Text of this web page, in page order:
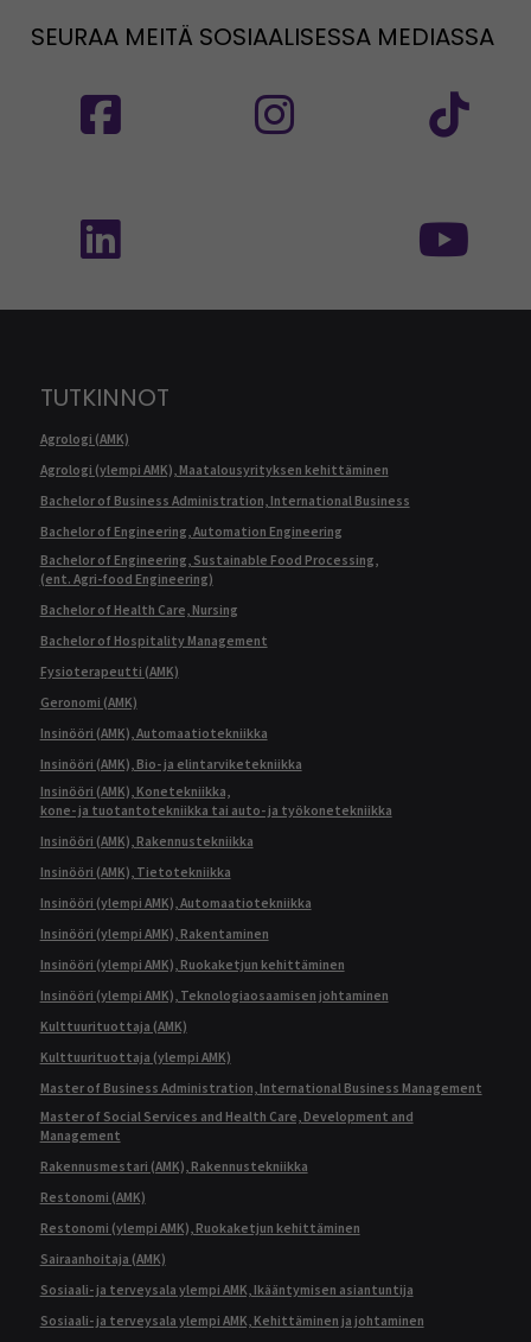
SEURAA MEITÄ SOSIAALISESSA MEDIASSA
TUTKINNOT
Agrologi (AMK)
Agrologi (ylempi AMK), Maatalousyrityksen kehittäminen
Bachelor of Business Administration, International Business
Bachelor of Engineering, Automation Engineering
Bachelor of Engineering, Sustainable Food Processing,
(ent. Agri-food Engineering)
Bachelor of Health Care, Nursing
Bachelor of Hospitality Management
Fysioterapeutti (AMK)
Geronomi (AMK)
Insinööri (AMK), Automaatiotekniikka
Insinööri (AMK), Bio- ja elintarviketekniikka
Insinööri (AMK), Konetekniikka,
kone- ja tuotantotekniikka tai auto- ja työkonetekniikka
Insinööri (AMK), Rakennustekniikka
Insinööri (AMK), Tietotekniikka
Insinööri (ylempi AMK), Automaatiotekniikka
Insinööri (ylempi AMK), Rakentaminen
Insinööri (ylempi AMK), Ruokaketjun kehittäminen
Insinööri (ylempi AMK), Teknologiaosaamisen johtaminen
Kulttuurituottaja (AMK)
Kulttuurituottaja (ylempi AMK)
Master of Business Administration, International Business Management
Master of Social Services and Health Care, Development and
Management
Rakennusmestari (AMK), Rakennustekniikka
Restonomi (AMK)
Restonomi (ylempi AMK), Ruokaketjun kehittäminen
Sairaanhoitaja (AMK)
Sosiaali- ja terveysala ylempi AMK, Ikääntymisen asiantuntija
Sosiaali- ja terveysala ylempi AMK, Kehittäminen ja johtaminen